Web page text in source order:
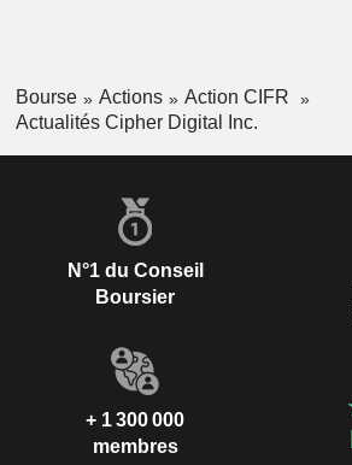
Bourse Actions
Action CIFR
Actualités Cipher Digital Inc.
N°1 du Conseil
Boursier
+ 1 300 000
membres